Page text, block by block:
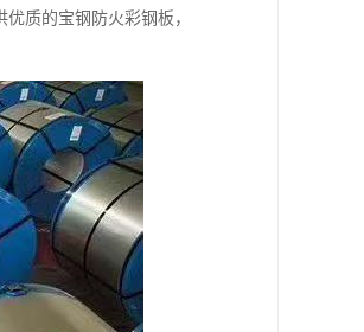
质的宝钢防火彩钢板，